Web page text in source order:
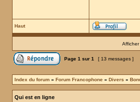
Haut
Page 1 sur 1 [ 13 messages ]
Index du forum » Forum Francophone » Divers »
Qui est en ligne